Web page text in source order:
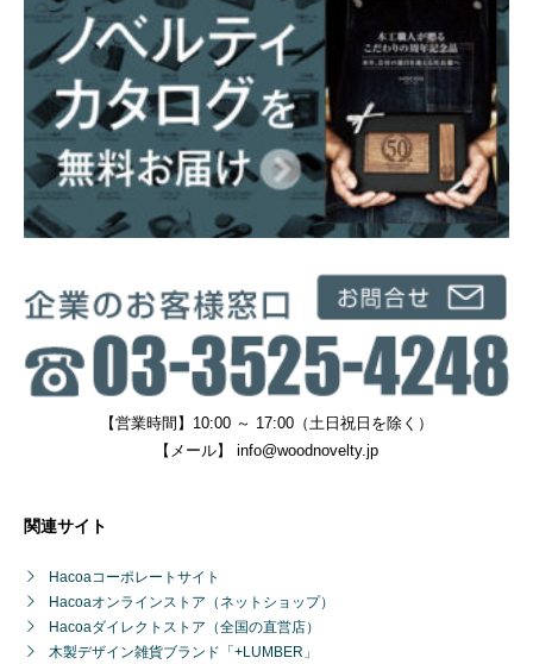
【営業時間】10:00 ～ 17:00（土日祝日を除く）
【メール】 info@woodnovelty.jp
関連サイト
Hacoaコーポレートサイト
Hacoaオンラインストア（ネットショップ）
Hacoaダイレクトストア（全国の直営店）
木製デザイン雑貨ブランド「+LUMBER」